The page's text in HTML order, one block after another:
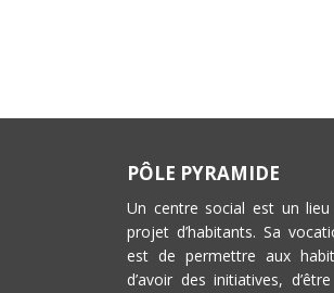
PÔLE PYRAMIDE
Un centre social est un
projet d’habitants. Sa
est de permettre aux
d’avoir des initiatives,